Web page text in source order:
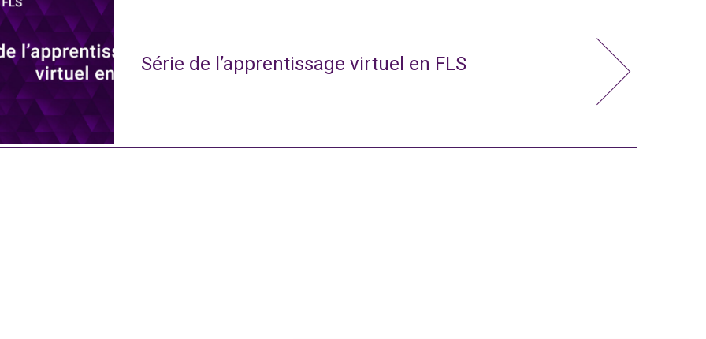
Série de l’apprentissage virtuel en FLS